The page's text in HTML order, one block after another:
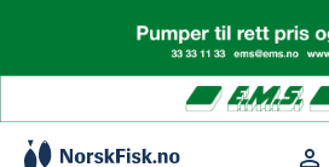
content
perm_identity